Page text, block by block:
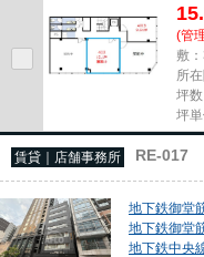
(管
敷
所
坪
坪単
賃貸｜店舗事務所 RE-017
地下鉄御堂
地下鉄御堂
地下鉄中央